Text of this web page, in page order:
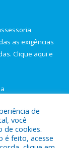
as exigências
Clique aqui e
de Igarapé-
de
você
de cookies.
é feito, acesse